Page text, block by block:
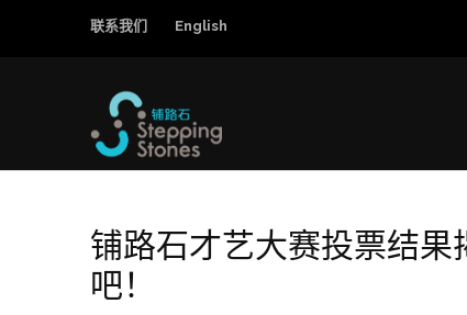
联系我们 English
铺路石才艺大赛投票结
吧！